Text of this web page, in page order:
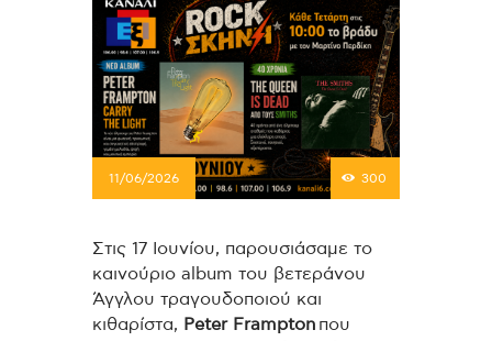
11/06/2026 300
Στις 17 Ιουνίου, παρουσιάσαμε το
καινούριο album του βετεράνου
Άγγλου τραγουδοποιού και
κιθαρίστα, Peter Frampton που